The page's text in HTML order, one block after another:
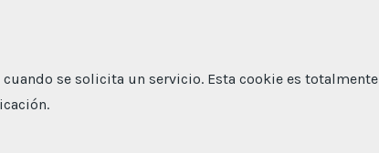
se solicita un servicio. Esta cookie es totalmente